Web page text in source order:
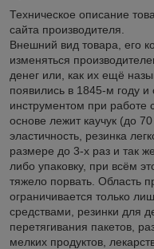
Техническое описание
сайта производителя.
Внешний вид товара, его
изменяться
денег или, как их ещё
появились в 1845-м году
инструментом при работе
основе лежит каучук (до
эластичность, резинка
размере до 3-х раз и так
либо упаковку, при всём
тяжело порвать. Область
ограничивается только
средствами, резинки для
перетягивания пакетов,
мелких продуктов,